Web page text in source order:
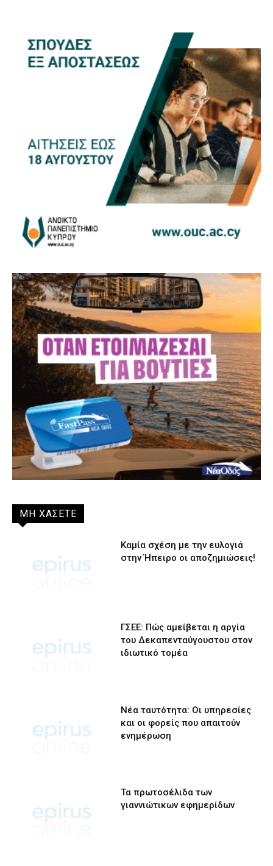
ΜΗ ΧΑΣΕΤΕ
Καμία σχέση με την ευλογιά
στην Ήπειρο οι αποζημιώσεις!
ΓΣΕΕ: Πώς αμείβεται η αργία
του Δεκαπενταύγουστου στον
ιδιωτικό τομέα
Νέα ταυτότητα: Οι υπηρεσίες
και οι φορείς που απαιτούν
ενημέρωση
Τα πρωτοσέλιδα των
γιαννιώτικων εφημερίδων